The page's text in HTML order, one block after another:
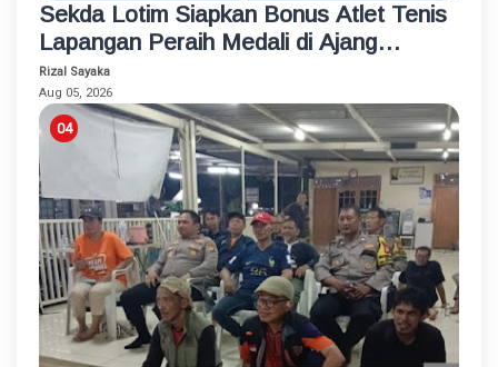
Sekda Lotim Siapkan Bonus Atlet Tenis
Lapangan Peraih Medali di Ajang
Porprov
Rizal Sayaka
Aug 05, 2026